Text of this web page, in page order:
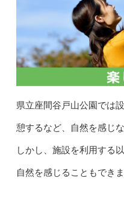
県立座間谷戸山公園では
憩するなど、自然を感じ
しかし、施設を利用する
自然を感じることもできま